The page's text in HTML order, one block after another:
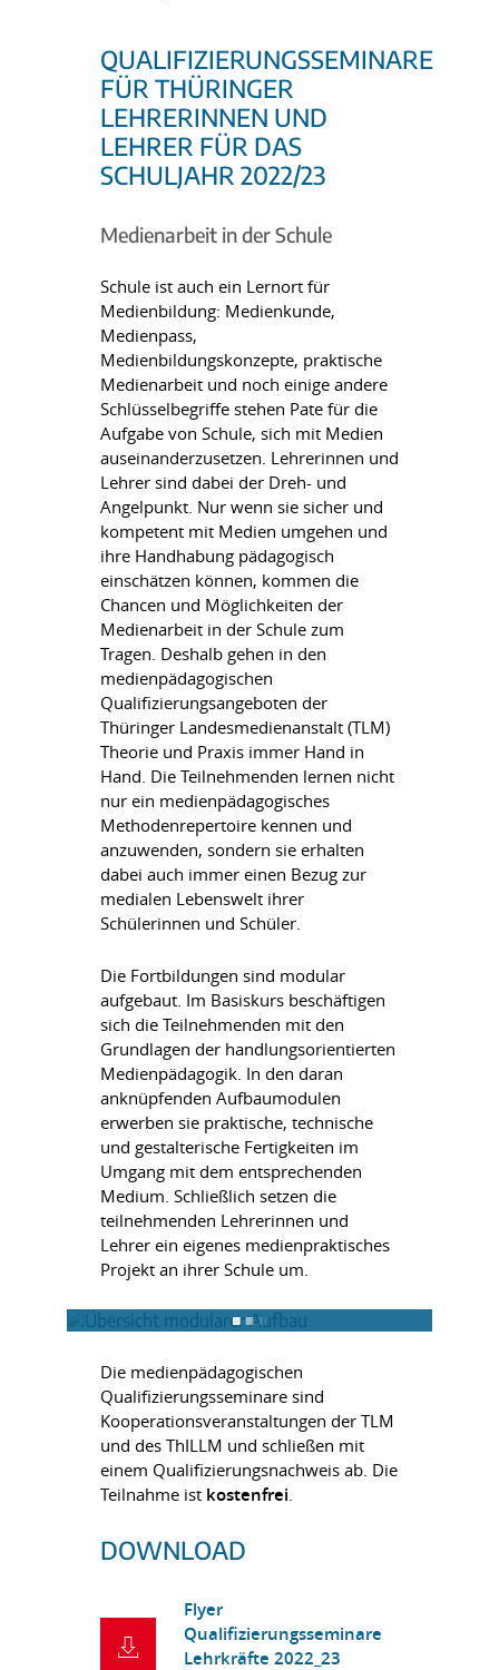
QUALIFIZIERUNGSSEMINARE
FÜR THÜRINGER
LEHRERINNEN UND
LEHRER FÜR DAS
SCHULJAHR 2022/23
Medienarbeit in der Schule
Schule ist auch ein Lernort für
Medienbildung: Medienkunde,
Medienpass,
Medienbildungskonzepte, praktische
Medienarbeit und noch einige andere
Schlüsselbegriffe stehen Pate für die
Aufgabe von Schule, sich mit Medien
auseinanderzusetzen. Lehrerinnen und
Lehrer sind dabei der Dreh- und
Angelpunkt. Nur wenn sie sicher und
kompetent mit Medien umgehen und
ihre Handhabung pädagogisch
einschätzen können, kommen die
Chancen und Möglichkeiten der
Medienarbeit in der Schule zum
Tragen. Deshalb gehen in den
medienpädagogischen
Qualifizierungsangeboten der
Thüringer Landesmedienanstalt (TLM)
Theorie und Praxis immer Hand in
Hand. Die Teilnehmenden lernen nicht
nur ein medienpädagogisches
Methodenrepertoire kennen und
anzuwenden, sondern sie erhalten
dabei auch immer einen Bezug zur
medialen Lebenswelt ihrer
Schülerinnen und Schüler.
Die Fortbildungen sind modular
aufgebaut. Im Basiskurs beschäftigen
sich die Teilnehmenden mit den
Grundlagen der handlungsorientierten
Medienpädagogik. In den daran
anknüpfenden Aufbaumodulen
erwerben sie praktische, technische
und gestalterische Fertigkeiten im
Umgang mit dem entsprechenden
Medium. Schließlich setzen die
teilnehmenden Lehrerinnen und
Lehrer ein eigenes medienpraktisches
Projekt an ihrer Schule um.
Die medienpädagogischen
Qualifizierungsseminare sind
Kooperationsveranstaltungen der TLM
und des ThILLM und schließen mit
einem Qualifizierungsnachweis ab. Die
Teilnahme ist kostenfrei.
DOWNLOAD
Flyer
Qualifizierungsseminare
Lehrkräfte 2022_23